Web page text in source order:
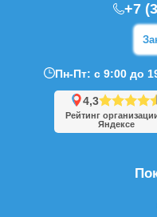
+7
Пн-Пт: с 9:00 до
4,3
Рейтинг
Яндексе